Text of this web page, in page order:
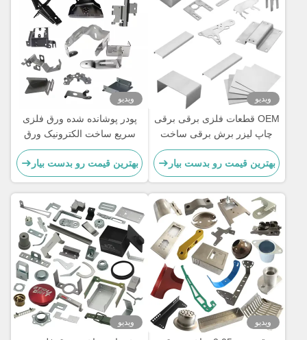
ویدیو
OEM قطعات فلزی برقی برقی
چاپ لیزر برش برقی ساخت
فلز
بهترین قیمت رو بدست بیار
ویدیو
پودر پوشانده شده ورق فلزی
سریع ساخت الکترونیک ورق
فلزی سریع
بهترین قیمت رو بدست بیار
ویدیو ویدیو